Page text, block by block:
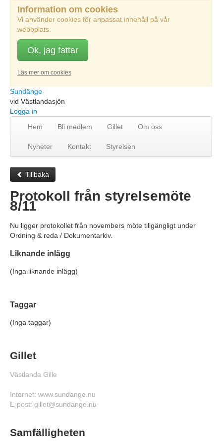
Information om cookies
Vi använder cookies för anpassat innehåll på vår
webbplats.
Ok, jag fattar
Läs mer om cookies
Sundänge
vid Västlandasjön
Logga in
Hem
Bli medlem Gillet Om oss
Nyheter Kontakt Styrelsen
Tillbaka
Protokoll från styrelsemöte
8/11
Nu ligger protokollet från novembers möte tillgängligt under
Ordning & reda / Dokumentarkiv.
Liknande inlägg
(Inga liknande inlägg)
Taggar
(Inga taggar)
Gillet
Västlanda Gille
Internet: www.sundange.nu
E-post: gillet@sundange.nu
Samfälligheten